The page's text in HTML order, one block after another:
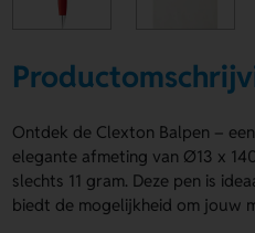
Ontdek de Clexton Balpen –
elegante afmeting van Ø13 x
slechts 11 gram. Deze pen is
biedt de mogelijkheid om jouw